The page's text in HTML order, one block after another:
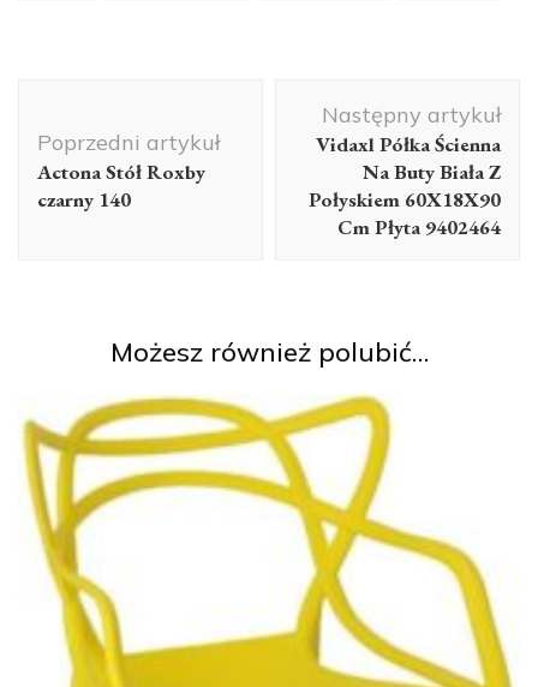
wpisu
Poprzedni artykuł
Actona Stół Roxby
czarny 140
Następny artykuł
Vidaxl Półka Ścienna
Na Buty Biała Z
Połyskiem 60X18X90
Cm Płyta 9402464
Możesz również polubić…